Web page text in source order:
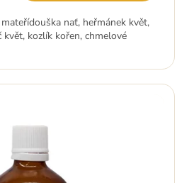
nať, heřmánek květ,
kozlík kořen, chmelové